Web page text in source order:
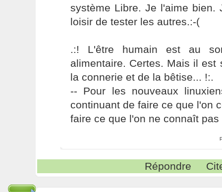
système Libre. Je l'aime bien.
loisir de tester les autres.:-(
.:! L'être humain est au
alimentaire. Certes. Mais il est
la connerie et de la bêtise... !:.
-- Pour les nouveaux
continuant de faire ce que l'on
faire ce que l'on ne connaît pas
Répondre